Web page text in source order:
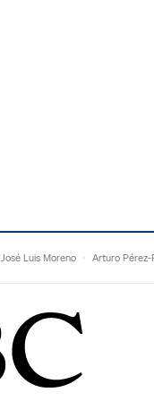
José Luis Moreno Arturo Pérez-